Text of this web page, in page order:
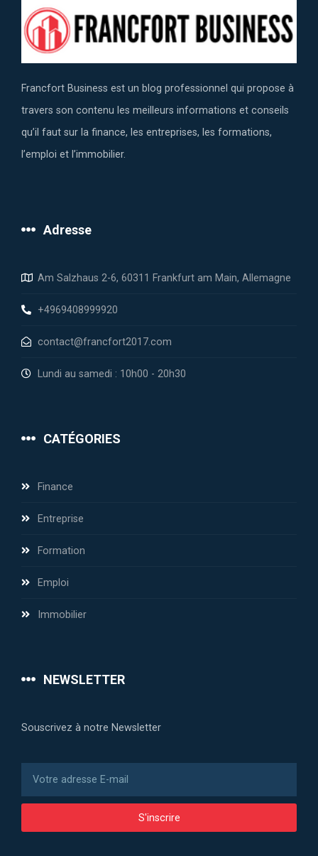
Francfort Business est un blog professionnel qui propose à
travers son contenu les meilleurs informations et conseils
qu’il faut sur la finance, les entreprises, les formations,
l’emploi et l’immobilier.
Adresse
Am Salzhaus 2-6, 60311 Frankfurt am Main, Allemagne
+4969408999920
contact@francfort2017.com
Lundi au samedi : 10h00 - 20h30
CATÉGORIES
Finance
Entreprise
Formation
Emploi
Immobilier
NEWSLETTER
Souscrivez à notre Newsletter
S'inscrire